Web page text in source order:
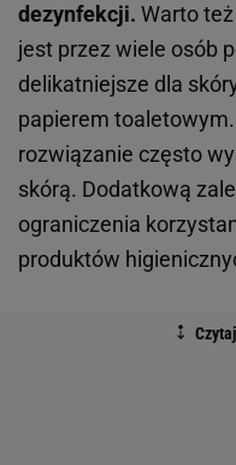
dezynfekcji. Warto
jest przez wiele osób
delikatniejsze dla
papierem
rozwiązanie często
skórą. Dodatkową
ograniczenia
produktów